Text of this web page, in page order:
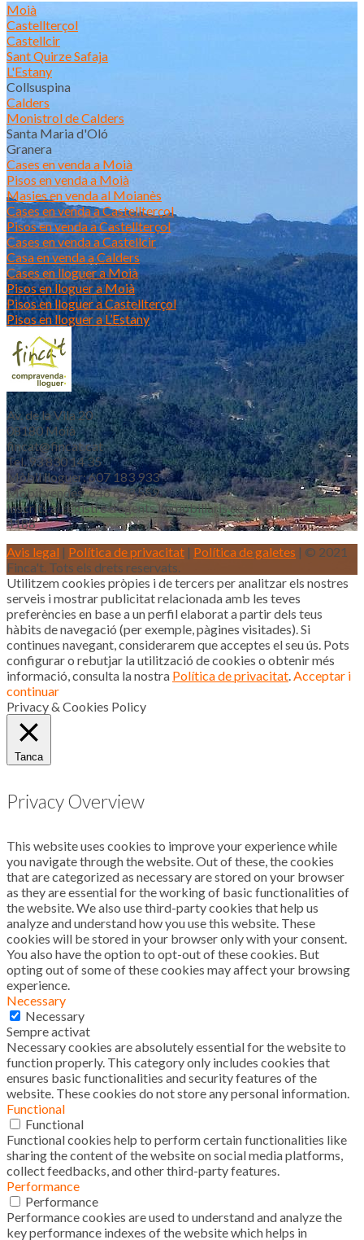
Moià
Castellterçol
Castellcir
Sant Quirze Safaja
L'Estany
Collsuspina
Calders
Monistrol de Calders
Santa Maria d'Oló
Granera
Cases en venda a Moià
Pisos en venda a Moià
Masies en venda al Moianès
Cases en venda a Castellterçol
Pisos en venda a Castellterçol
Cases en venda a Castellcir
Casa en venda a Calders
Cases en lloguer a Moià
Pisos en lloguer a Moià
Pisos en lloguer a Castellterçol
Pisos en lloguer a L’Estany
Av. de la Vila 20
08180 Moià
fincat@fincat.cat
Tel. 93 830 14 35
Mòbil lloguer: 607 183 933
Mòbil vendes: 646 853 559
Inscrits al registre d’agents immobiliaris de Catalunya aicat
4188
Avis legal | Política de privacitat | Política de galetes | © 2021
Finca't. Tots els drets reservats.
Utilitzem cookies pròpies i de tercers per analitzar els nostres
serveis i mostrar publicitat relacionada amb les teves
preferències en base a un perfil elaborat a partir dels teus
hàbits de navegació (per exemple, pàgines visitades). Si
continues navegant, considerarem que acceptes el seu ús. Pots
configurar o rebutjar la utilització de cookies o obtenir més
informació, consulta la nostra Política de privacitat Acceptar i
continuar
Privacy & Cookies Policy
Tanca
Privacy Overview
This website uses cookies to improve your experience while
you navigate through the website. Out of these, the cookies
that are categorized as necessary are stored on your browser
as they are essential for the working of basic functionalities of
the website. We also use third-party cookies that help us
analyze and understand how you use this website. These
cookies will be stored in your browser only with your consent.
You also have the option to opt-out of these cookies. But
opting out of some of these cookies may affect your browsing
experience.
Necessary
Necessary
Sempre activat
Necessary cookies are absolutely essential for the website to
function properly. This category only includes cookies that
ensures basic functionalities and security features of the
website. These cookies do not store any personal information.
Functional
Functional
Functional cookies help to perform certain functionalities like
sharing the content of the website on social media platforms,
collect feedbacks, and other third-party features.
Performance
Performance
Performance cookies are used to understand and analyze the
key performance indexes of the website which helps in